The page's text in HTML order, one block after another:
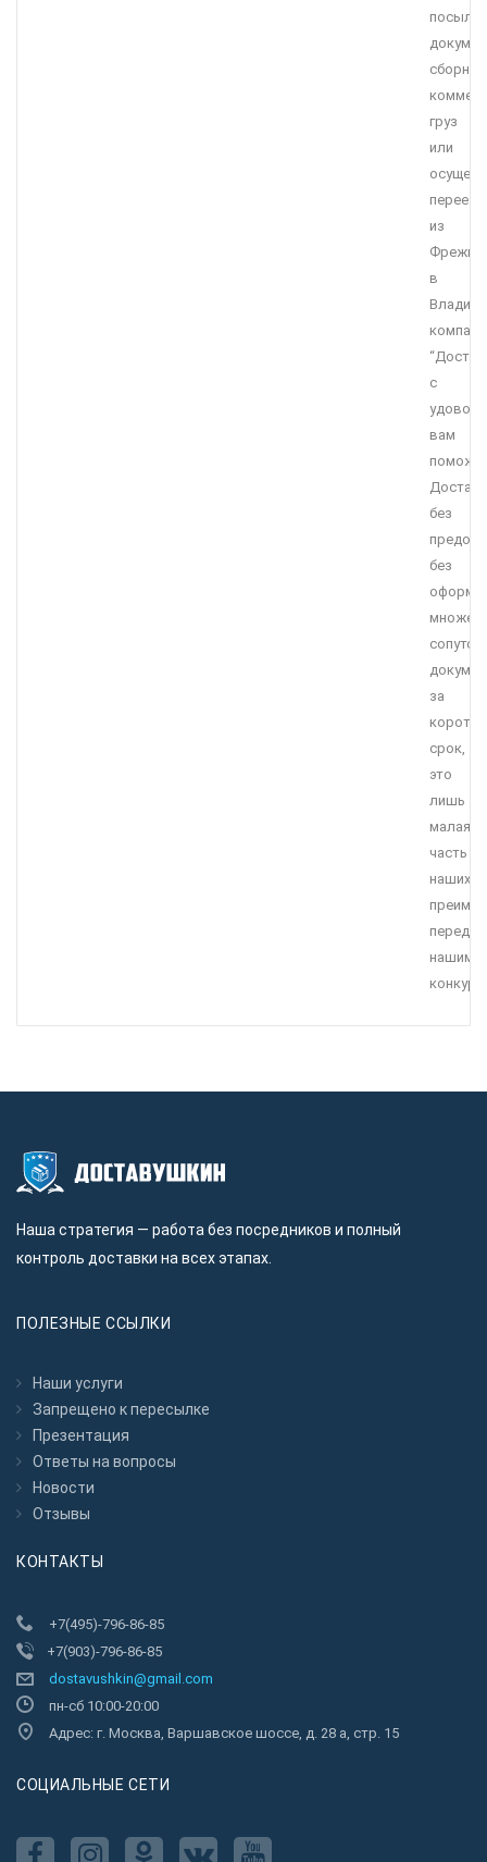
сборный
груз
или
переезд
из
в
с
вам
без
без
за
срок,
это
лишь
малая
часть
наших
перед
нашими
Наша стратегия — работа без посредников и полный
контроль доставки на всех этапах.
ПОЛЕЗНЫЕ ССЫЛКИ
Наши услуги
Запрещено к пересылкe
Презентация
Ответы на вопросы
Новости
Отзывы
КОНТАКТЫ
+7(495)-796-86-85
+7(903)-796-86-85
dostavushkin@gmail.com
пн-сб 10:00-20:00
Адрес: г. Москва, Варшавское шоссе, д. 28 а, стр. 15
CОЦИАЛЬНЫЕ СЕТИ